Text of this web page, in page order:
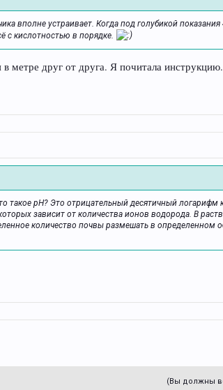
вполне устраивает. Когда под голубикой показания
с кислотностью в порядке.
метре друг от друга. Я почитала
такое рН? Это отрицательный десятичный логарифм
зависит от количества ионов водорода. В
количество почвы размешать в определенном
(Вы должны